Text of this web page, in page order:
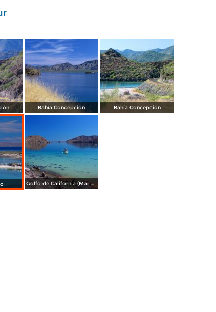
Bahía Concepción Bahía Concepción
Golfo de California (Mar de Cortés)